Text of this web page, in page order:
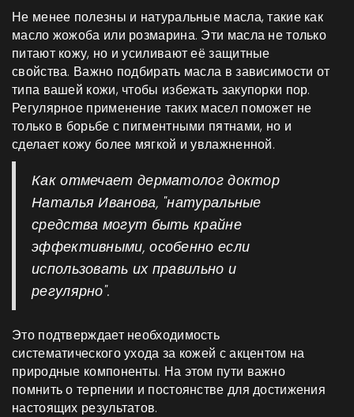
Не менее полезны и натуральные масла, такие как
масло жожоба или розмарина. Эти масла не только
питают кожу, но и усиливают её защитные
свойства. Важно подбирать масла в зависимости от
типа вашей кожи, чтобы избежать закупорки пор.
Регулярное применение таких масел поможет не
только в борьбе с пигментными пятнами, но и
сделает кожу более мягкой и увлажненной.
Как отмечает дерматолог доктор
Наталья Иванова, "натуральные
средства могут быть крайне
эффективными, особенно если
использовать их правильно и
регулярно".
Это подтверждает необходимость
систематического ухода за кожей с акцентом на
природные компоненты. На этом пути важно
помнить о терпении и постоянстве для достижения
настоящих результатов.